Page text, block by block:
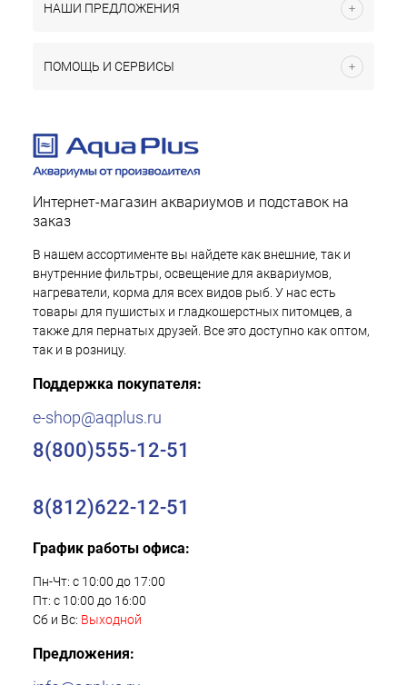
НАШИ ПРЕДЛОЖЕНИЯ
ПОМОЩЬ И СЕРВИСЫ
Интернет-магазин аквариумов и подставок на
заказ
В нашем ассортименте вы найдете как внешние, так и
внутренние фильтры, освещение для аквариумов,
нагреватели, корма для всех видов рыб. У нас есть
товары для пушистых и гладкошерстных питомцев, а
также для пернатых друзей. Все это доступно как оптом,
так и в розницу.
Поддержка покупателя:
e-shop@aqplus.ru
8(800)555-12-51
8(812)622-12-51
График работы офиса:
Пн-Чт: с 10:00 до 17:00
Пт: с 10:00 до 16:00
Сб и Вс: Выходной
Предложения: